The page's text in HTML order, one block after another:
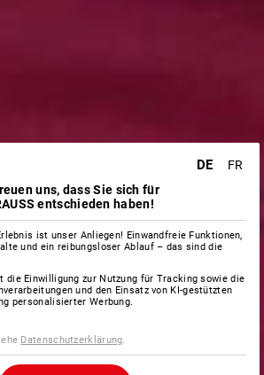
DE
FR
uns, dass Sie sich für
entschieden haben!
ist unser Anliegen! Einwandfreie Funktionen,
und ein reibungsloser Ablauf – das sind die
die Einwilligung zur Nutzung für Tracking sowie die
und den Einsatz von KI-gestützten
personalisierter Werbung.
Datenschutzerklärung